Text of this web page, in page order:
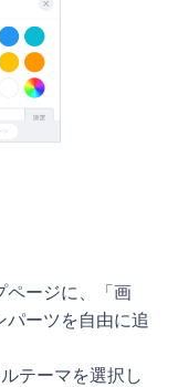
ページに、「画
ーツを自由に追
テーマを選択し